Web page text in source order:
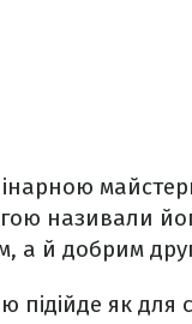
називали
а й добрим
як для